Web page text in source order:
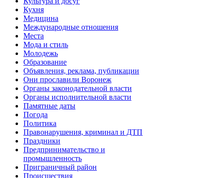
Кухня
Медицина
Международные отношения
Места
Мода и стиль
Молодежь
Образование
Объявления, реклама, публикации
Они прославили Воронеж
Органы законодательной власти
Органы исполнительной власти
Памятные даты
Погода
Политика
Правонарушения, криминал и ДТП
Праздники
Предпринимательство и
промышленность
Приграничный район
Происшествия